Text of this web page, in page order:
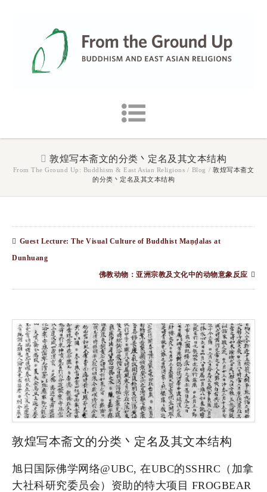
敦煌写本斋文的分类丶定名及其文本结构
From The Ground Up: Buddhism & East Asian Religions / Blog / 敦煌写本斋文
的分类丶定名及其文本结构
Guest Lecture: The Visual Culture of Buddhist Maṇḍalas at
Dunhuang
佛教动物：亚洲宗教及文化中的动物意象反应
敦煌写本斋文的分类丶定名及其文本结构
旭日国际佛学网络@UBC, 在UBC的SSHRC（加拿
大社科研究委员会）资助的特大项目 FROGBEAR